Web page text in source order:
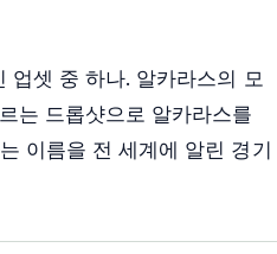
업셋 중 하나. 알카라스의 모
는 드롭샷으로 알카라스를
이름을 전 세계에 알린 경기